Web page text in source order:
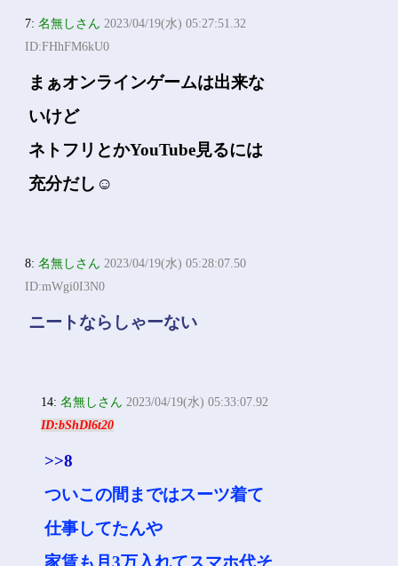
7:名無しさん 2023/04/19(水) 05:27:51.32
ID:FHhFM6kU0
まぁオンラインゲームは出来な
いけど
ネトフリとかYouTube見るには
充分だし☺
8:名無しさん 2023/04/19(水) 05:28:07.50
ID:mWgi0I3N0
ニートならしゃーない
14:名無しさん 2023/04/19(水) 05:33:07.92
ID:bShDl6t20
>>8
ついこの間まではスーツ着て
仕事してたんや
家賃も月3万入れてスマホ代そ